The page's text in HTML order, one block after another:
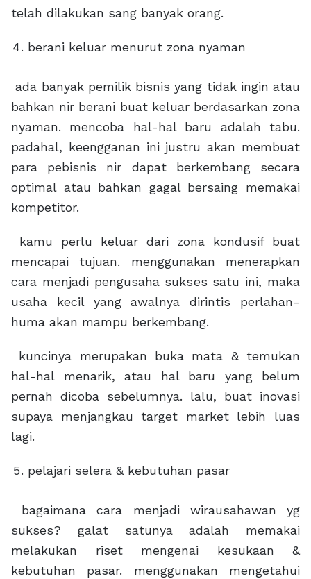
telah dilakukan sang banyak orang.
berani keluar menurut zona nyaman
ada banyak pemilik bisnis yang tidak ingin atau
bahkan nir berani buat keluar berdasarkan zona
nyaman. mencoba hal-hal baru adalah tabu.
padahal, keengganan ini justru akan membuat
para pebisnis nir dapat berkembang secara
optimal atau bahkan gagal bersaing memakai
kompetitor.
kamu perlu keluar dari zona kondusif buat
mencapai tujuan. menggunakan menerapkan
cara menjadi pengusaha sukses satu ini, maka
usaha kecil yang awalnya dirintis perlahan-
huma akan mampu berkembang.
kuncinya merupakan buka mata & temukan
hal-hal menarik, atau hal baru yang belum
pernah dicoba sebelumnya. lalu, buat inovasi
supaya menjangkau target market lebih luas
lagi.
pelajari selera & kebutuhan pasar
bagaimana cara menjadi wirausahawan yg
sukses? galat satunya adalah memakai
melakukan riset mengenai kesukaan &
kebutuhan pasar. menggunakan mengetahui